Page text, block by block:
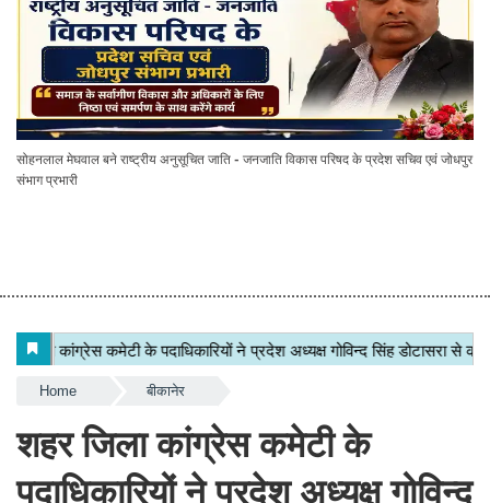
सोहनलाल मेघवाल बने राष्ट्रीय अनुसूचित जाति - जनजाति विकास परिषद के प्रदेश सचिव एवं जोधपुर
संभाग प्रभारी
Home बीकानेर
शहर जिला कांग्रेस कमेटी के
पदाधिकारियों ने प्रदेश अध्यक्ष गोविन्द